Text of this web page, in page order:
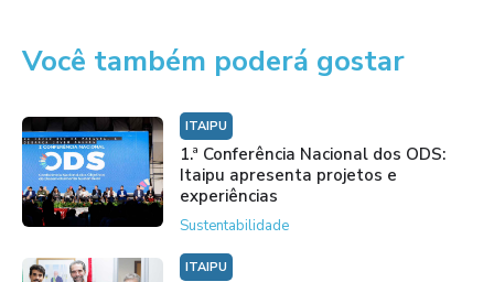
Você também poderá gostar
ITAIPU
1.ª Conferência Nacional dos ODS:
Itaipu apresenta projetos e
experiências
Sustentabilidade
ITAIPU